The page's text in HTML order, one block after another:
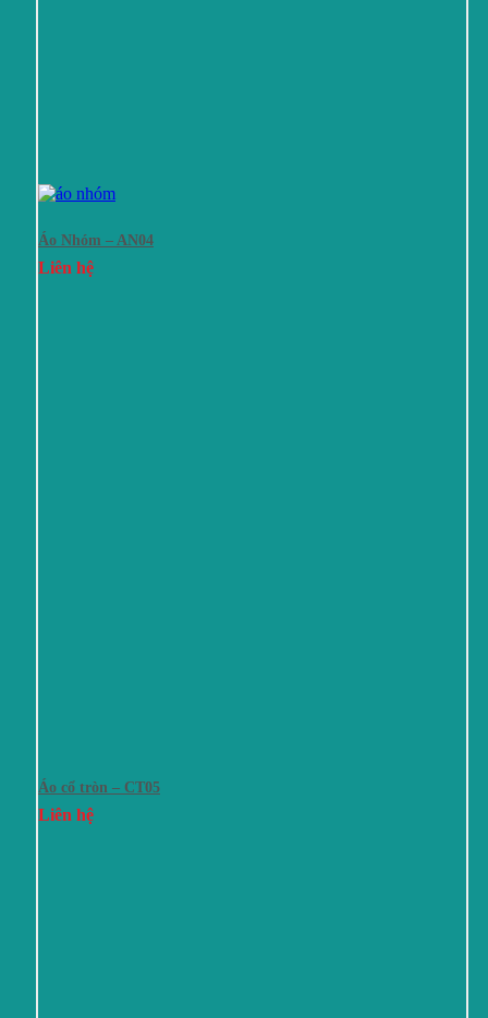
Áo Nhóm – AN04
Liên hệ
Áo cổ tròn – CT05
Liên hệ